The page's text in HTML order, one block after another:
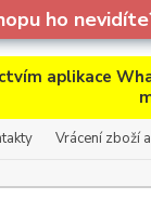
ho
aplikace
Vrácení zboží